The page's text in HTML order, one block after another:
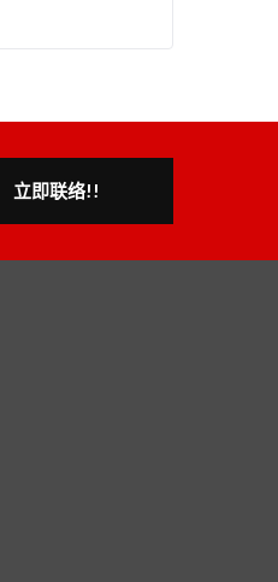
立即联络!!